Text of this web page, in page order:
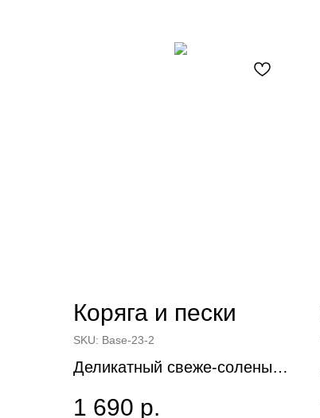
Коряга и пески
SKU: Base-23-2
Деликатный свеже-соленый
1 690 р.